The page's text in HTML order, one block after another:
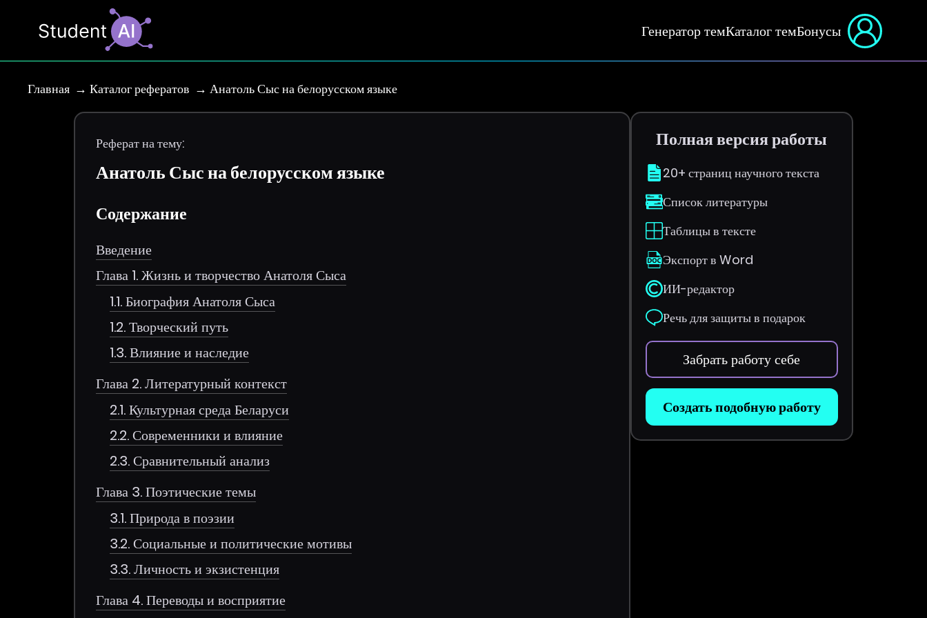
Генератор темКаталог темБонусы
Главная Каталог рефератов Анатоль Сыс на белорусском языке
Реферат на тему:
Анатоль Сыс на белорусском языке
Содержание
Введение
Глава 1. Жизнь и творчество Анатоля Сыса
1.1. Биография Анатоля Сыса
1.2. Творческий путь
1.3. Влияние и наследие
Глава 2. Литературный контекст
2.1. Культурная среда Беларуси
2.2. Современники и влияние
2.3. Сравнительный анализ
Глава 3. Поэтические темы
3.1. Природа в поэзии
3.2. Социальные и политические мотивы
3.3. Личность и экзистенция
Глава 4. Переводы и восприятие
Полная версия работы
20+ страниц научного текста
Список литературы
Таблицы в тексте
Экспорт в Word
ИИ-редактор
Речь для защиты в подарок
Забрать работу себе
Создать подобную работу